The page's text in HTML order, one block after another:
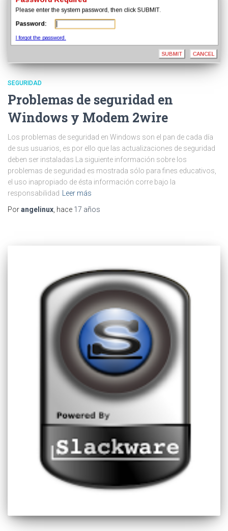
SEGURIDAD
Problemas de seguridad en
Windows y Modem 2wire
Los problemas de seguridad en Windows son el pan de cada día
de sus usuarios, es por ello que las actualizaciones de seguridad
deben ser instaladas La siguiente información sobre los
problemas de seguridad es mostrada sólo para fines educativos,
el uso inapropiado de ésta información corre bajo la
responsabilidad Leer más
Porangelinux, hace 17 años